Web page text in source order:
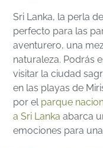
Sri Lanka, la perla
perfecto para las
aventurero, una
naturaleza. Podrás
visitar la ciudad
en las playas de
por el parque
a Sri Lanka abarca
emociones para